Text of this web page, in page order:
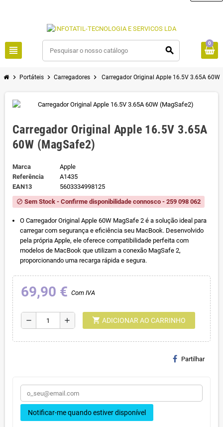
view_headline search
0
chevron_right Portáteis chevron_right Carregadores chevron_right Carregador Original Apple 16.5V 3.65A 60W
Carregador Original Apple 16.5V 3.65A
60W (MagSafe2)
Marca
Apple
Referência
A1435
EAN13
5603334998125
block Sem Stock - Confirme disponibilidade connosco - 259 098 062
O Carregador Original Apple 60W MagSafe 2 é a solução ideal para
carregar com segurança e eficiência seu MacBook. Desenvolvido
pela própria Apple, ele oferece compatibilidade perfeita com
modelos de MacBook que utilizam a conexão MagSafe 2,
proporcionando uma recarga rápida e segura.
69,90 € Com IVA
remove add shopping_cart ADICIONAR AO CARRINHO
Partilhar
Notificar-me quando estiver disponível